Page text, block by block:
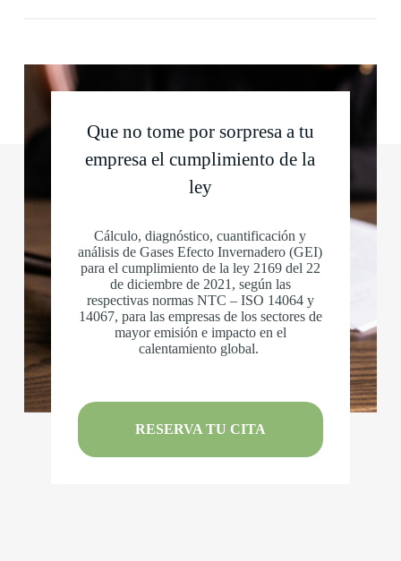
Que no tome por sorpresa a tu
empresa el cumplimiento de la
ley
Cálculo, diagnóstico, cuantificación y
análisis de Gases Efecto Invernadero (GEI)
para el cumplimiento de la ley 2169 del 22
de diciembre de 2021, según las
respectivas normas NTC – ISO 14064 y
14067, para las empresas de los sectores de
mayor emisión e impacto en el
calentamiento global.
RESERVA TU CITA